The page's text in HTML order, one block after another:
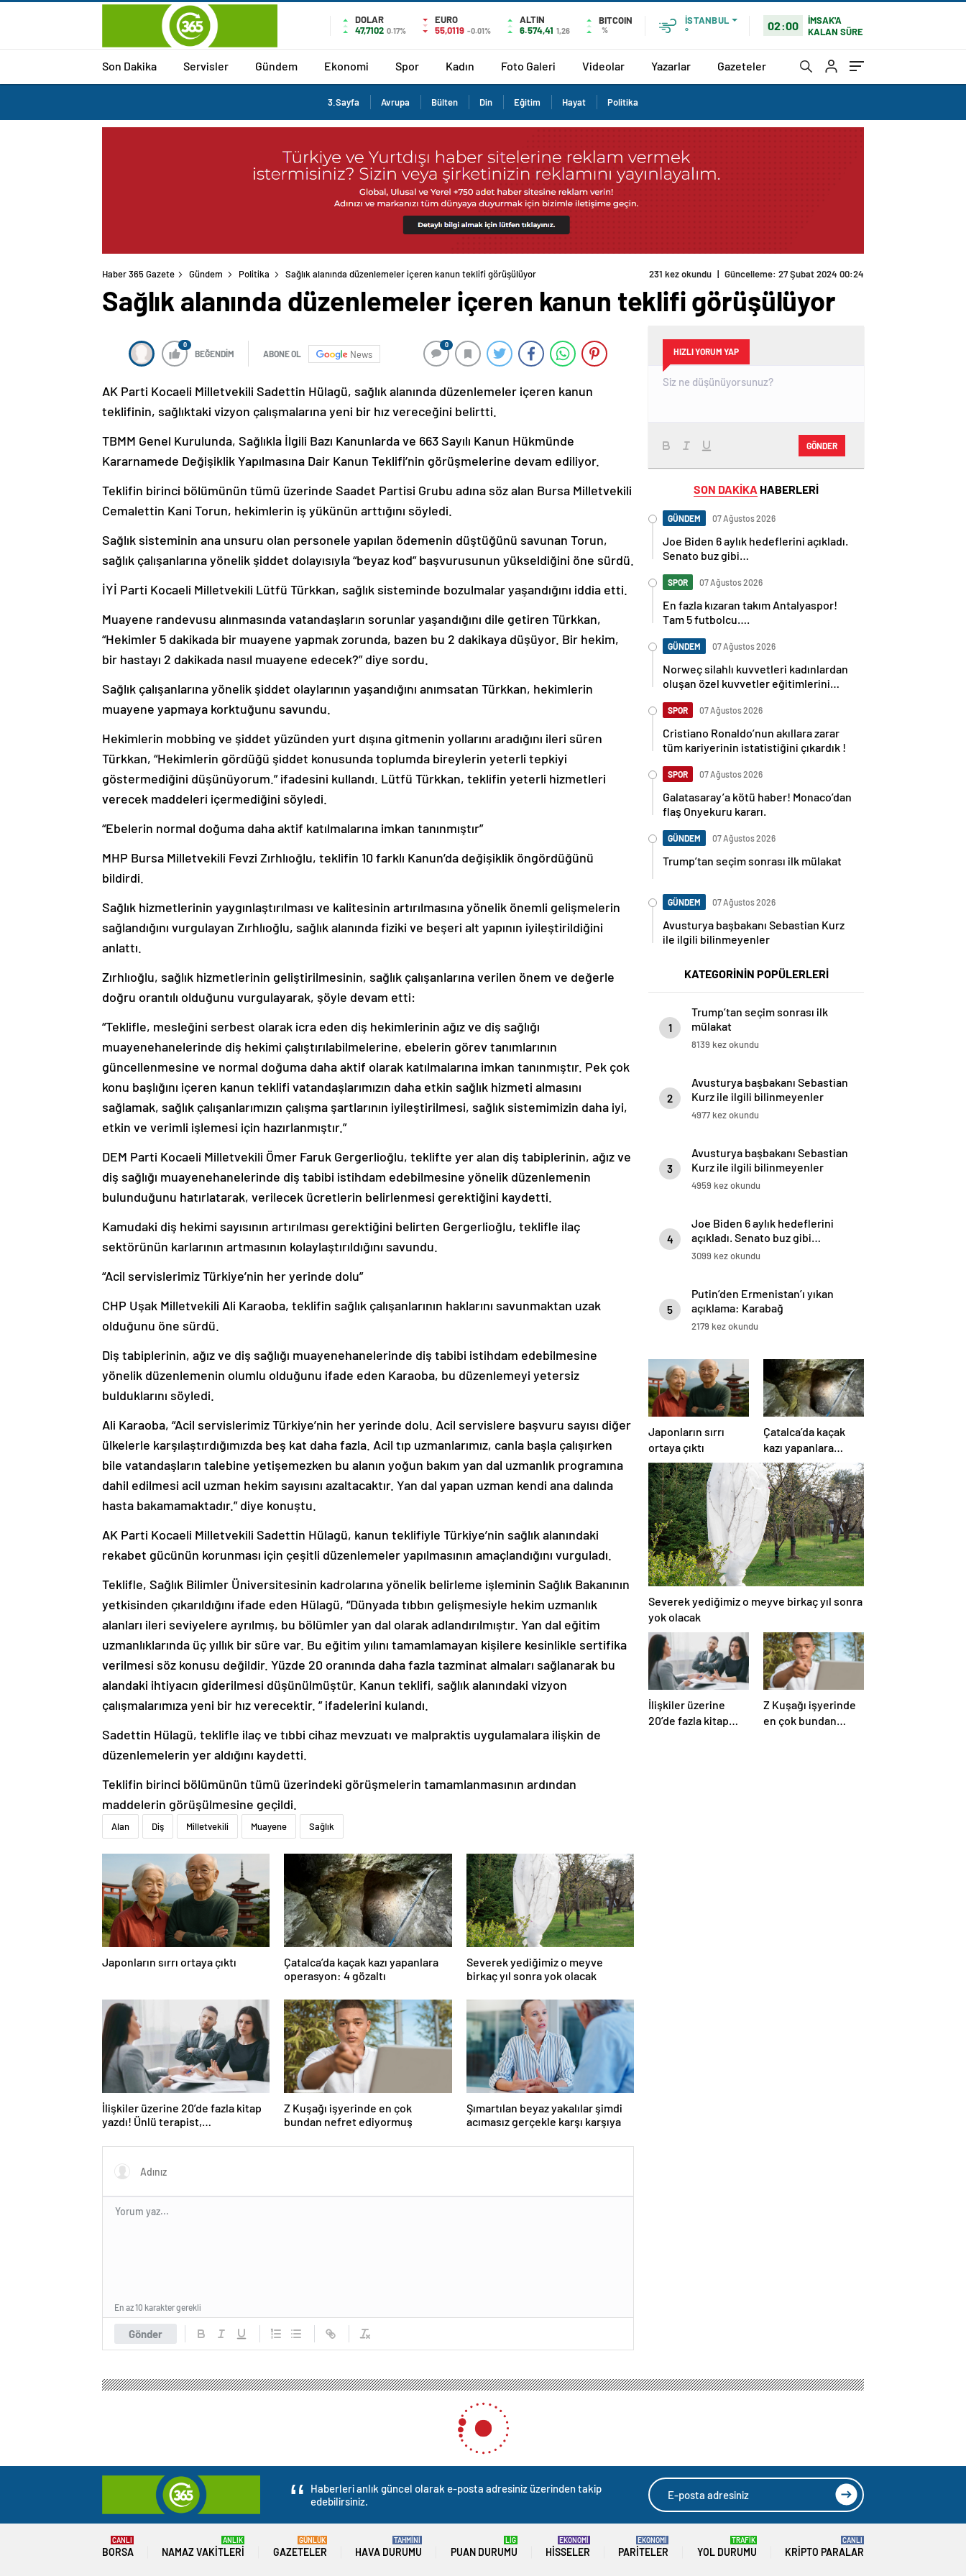
DOLAR
47,7102 0.17%
EURO
55,0119 -0.01%
ALTIN
6.574,41 1,26
BITCOIN
%
İSTANBUL
°
02:00
İMSAK'A
KALAN SÜRE
Son Dakika Servisler Gündem Ekonomi Spor Kadın Foto Galeri Videolar Yazarlar Gazeteler
3.Sayfa Avrupa Bülten Din Eğitim Hayat Politika
Haber 365 Gazete Gündem Politika Sağlık alanında düzenlemeler içeren kanun teklifi görüşülüyor
Sağlık alanında düzenlemeler içeren kanun teklifi görüşülüyor
0
BEĞENDİM ABONE OL News
0
AK Parti Kocaeli Milletvekili Sadettin Hülagü, sağlık alanında düzenlemeler içeren kanun
teklifinin, sağlıktaki vizyon çalışmalarına yeni bir hız vereceğini belirtti.
TBMM Genel Kurulunda, Sağlıkla İlgili Bazı Kanunlarda ve 663 Sayılı Kanun Hükmünde
Kararnamede Değişiklik Yapılmasına Dair Kanun Teklifi’nin görüşmelerine devam ediliyor.
Teklifin birinci bölümünün tümü üzerinde Saadet Partisi Grubu adına söz alan Bursa Milletvekili
Cemalettin Kani Torun, hekimlerin iş yükünün arttığını söyledi.
Sağlık sisteminin ana unsuru olan personele yapılan ödemenin düştüğünü savunan Torun,
sağlık çalışanlarına yönelik şiddet dolayısıyla “beyaz kod” başvurusunun yükseldiğini öne sürdü.
İYİ Parti Kocaeli Milletvekili Lütfü Türkkan, sağlık sisteminde bozulmalar yaşandığını iddia etti.
Muayene randevusu alınmasında vatandaşların sorunlar yaşandığını dile getiren Türkkan,
“Hekimler 5 dakikada bir muayene yapmak zorunda, bazen bu 2 dakikaya düşüyor. Bir hekim,
bir hastayı 2 dakikada nasıl muayene edecek?” diye sordu.
Sağlık çalışanlarına yönelik şiddet olaylarının yaşandığını anımsatan Türkkan, hekimlerin
muayene yapmaya korktuğunu savundu.
Hekimlerin mobbing ve şiddet yüzünden yurt dışına gitmenin yollarını aradığını ileri süren
Türkkan, “Hekimlerin gördüğü şiddet konusunda toplumda bireylerin yeterli tepkiyi
göstermediğini düşünüyorum.” ifadesini kullandı. Lütfü Türkkan, teklifin yeterli hizmetleri
verecek maddeleri içermediğini söyledi.
“Ebelerin normal doğuma daha aktif katılmalarına imkan tanınmıştır”
MHP Bursa Milletvekili Fevzi Zırhlıoğlu, teklifin 10 farklı Kanun’da değişiklik öngördüğünü
bildirdi.
Sağlık hizmetlerinin yaygınlaştırılması ve kalitesinin artırılmasına yönelik önemli gelişmelerin
sağlandığını vurgulayan Zırhlıoğlu, sağlık alanında fiziki ve beşeri alt yapının iyileştirildiğini
anlattı.
Zırhlıoğlu, sağlık hizmetlerinin geliştirilmesinin, sağlık çalışanlarına verilen önem ve değerle
doğru orantılı olduğunu vurgulayarak, şöyle devam etti:
“Teklifle, mesleğini serbest olarak icra eden diş hekimlerinin ağız ve diş sağlığı
muayenehanelerinde diş hekimi çalıştırılabilmelerine, ebelerin görev tanımlarının
güncellenmesine ve normal doğuma daha aktif olarak katılmalarına imkan tanınmıştır. Pek çok
konu başlığını içeren kanun teklifi vatandaşlarımızın daha etkin sağlık hizmeti almasını
sağlamak, sağlık çalışanlarımızın çalışma şartlarının iyileştirilmesi, sağlık sistemimizin daha iyi,
etkin ve verimli işlemesi için hazırlanmıştır.”
DEM Parti Kocaeli Milletvekili Ömer Faruk Gergerlioğlu, teklifte yer alan diş tabiplerinin, ağız ve
diş sağlığı muayenehanelerinde diş tabibi istihdam edebilmesine yönelik düzenlemenin
bulunduğunu hatırlatarak, verilecek ücretlerin belirlenmesi gerektiğini kaydetti.
Kamudaki diş hekimi sayısının artırılması gerektiğini belirten Gergerlioğlu, teklifle ilaç
sektörünün karlarının artmasının kolaylaştırıldığını savundu.
“Acil servislerimiz Türkiye’nin her yerinde dolu”
CHP Uşak Milletvekili Ali Karaoba, teklifin sağlık çalışanlarının haklarını savunmaktan uzak
olduğunu öne sürdü.
Diş tabiplerinin, ağız ve diş sağlığı muayenehanelerinde diş tabibi istihdam edebilmesine
yönelik düzenlemenin olumlu olduğunu ifade eden Karaoba, bu düzenlemeyi yetersiz
bulduklarını söyledi.
Ali Karaoba, “Acil servislerimiz Türkiye’nin her yerinde dolu. Acil servislere başvuru sayısı diğer
ülkelerle karşılaştırdığımızda beş kat daha fazla. Acil tıp uzmanlarımız, canla başla çalışırken
bile vatandaşların talebine yetişemezken bu alanın yoğun bakım yan dal uzmanlık programına
dahil edilmesi acil uzman hekim sayısını azaltacaktır. Yan dal yapan uzman kendi ana dalında
hasta bakamamaktadır.” diye konuştu.
AK Parti Kocaeli Milletvekili Sadettin Hülagü, kanun teklifiyle Türkiye’nin sağlık alanındaki
rekabet gücünün korunması için çeşitli düzenlemeler yapılmasının amaçlandığını vurguladı.
Teklifle, Sağlık Bilimler Üniversitesinin kadrolarına yönelik belirleme işleminin Sağlık Bakanının
yetkisinden çıkarıldığını ifade eden Hülagü, “Dünyada tıbbın gelişmesiyle hekim uzmanlık
alanları ileri seviyelere ayrılmış, bu bölümler yan dal olarak adlandırılmıştır. Yan dal eğitim
uzmanlıklarında üç yıllık bir süre var. Bu eğitim yılını tamamlamayan kişilere kesinlikle sertifika
verilmesi söz konusu değildir. Yüzde 20 oranında daha fazla tazminat almaları sağlanarak bu
alandaki ihtiyacın giderilmesi düşünülmüştür. Kanun teklifi, sağlık alanındaki vizyon
çalışmalarımıza yeni bir hız verecektir. ” ifadelerini kulandı.
Sadettin Hülagü, teklifle ilaç ve tıbbi cihaz mevzuatı ve malpraktis uygulamalara ilişkin de
düzenlemelerin yer aldığını kaydetti.
Teklifin birinci bölümünün tümü üzerindeki görüşmelerin tamamlanmasının ardından
maddelerin görüşülmesine geçildi.
Alan Diş Milletvekili Muayene Sağlık
Japonların sırrı ortaya çıktı
Çatalca’da kaçak kazı yapanlara
operasyon: 4 gözaltı
Severek yediğimiz o meyve
birkaç yıl sonra yok olacak
İlişkiler üzerine 20’de fazla kitap
yazdı! Ünlü terapist,
açıklıyor
Z Kuşağı işyerinde en çok
bundan nefret ediyormuş
Şımartılan beyaz yakalılar şimdi
acımasız gerçekle karşı karşıya
Gönder
En az 10 karakter gerekli
HIZLI YORUM YAP
GÖNDER
SON DAKİKA HABERLERİ
GÜNDEM 07 Ağustos 2026
Joe Biden 6 aylık hedeflerini açıkladı.
Senato buz gibi…
SPOR 07 Ağustos 2026
En fazla kızaran takım Antalyaspor!
Tam 5 futbolcu….
GÜNDEM 07 Ağustos 2026
Norweç silahlı kuvvetleri kadınlardan
oluşan özel kuvvetler eğitimlerini
SPOR 07 Ağustos 2026
Cristiano Ronaldo’nun akıllara zarar
tüm kariyerinin istatistiğini çıkardık !
SPOR 07 Ağustos 2026
Galatasaray’a kötü haber! Monaco’dan
flaş Onyekuru kararı.
GÜNDEM 07 Ağustos 2026
Trump’tan seçim sonrası ilk mülakat
GÜNDEM 07 Ağustos 2026
Avusturya başbakanı Sebastian Kurz
ile ilgili bilinmeyenler
KATEGORİNİN POPÜLERLERİ
1
Trump’tan seçim sonrası ilk
mülakat
8139 kez okundu
2
Avusturya başbakanı Sebastian
Kurz ile ilgili bilinmeyenler
4977 kez okundu
3
Avusturya başbakanı Sebastian
Kurz ile ilgili bilinmeyenler
4959 kez okundu
4
Joe Biden 6 aylık hedeflerini
açıkladı. Senato buz gibi…
3099 kez okundu
5
Putin’den Ermenistan’ı yıkan
açıklama: Karabağ
Azerbaycan’ın ayrılmaz bir
2179 kez okundu
Japonların sırrı
ortaya çıktı
Çatalca’da kaçak
kazı yapanlara
operasyon: 4
gözaltı
Severek yediğimiz o meyve birkaç yıl sonra
yok olacak
İlişkiler üzerine
20’de fazla kitap
Z Kuşağı işyerinde
en çok bundan
CHP Genel Başkanı Özgür Özel, Karabağlar’da halk buluşmasında adaylara destek istedi
CHP Genel Başkanı Özgür Özel, Karabağlar’da halk
buluşmasında adaylara destek istedi
0
BEĞENDİM ABONE OL News
CHP Genel Başkanı Özgür Özel, Karabağlar ilçesinde düzenlenen halk buluşmasında yaptığı